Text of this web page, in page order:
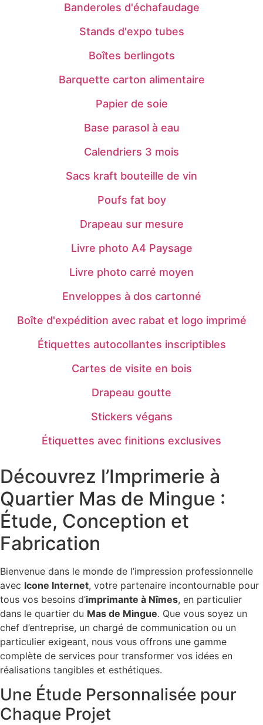
Banderoles d'échafaudage
Stands d'expo tubes
Boîtes berlingots
Barquette carton alimentaire
Papier de soie
Base parasol à eau
Calendriers 3 mois
Sacs kraft bouteille de vin
Poufs fat boy
Drapeau sur mesure
Livre photo A4 Paysage
Livre photo carré moyen
Enveloppes à dos cartonné
Boîte d'expédition avec rabat et logo imprimé
Étiquettes autocollantes inscriptibles
Cartes de visite en bois
Drapeau goutte
Stickers végans
Étiquettes avec finitions exclusives
Découvrez l’Imprimerie à
Quartier Mas de Mingue :
Étude, Conception et
Fabrication
Bienvenue dans le monde de l’impression professionnelle
avec Icone Internet, votre partenaire incontournable pour
tous vos besoins d’imprimante à Nîmes, en particulier
dans le quartier du Mas de Mingue. Que vous soyez un
chef d’entreprise, un chargé de communication ou un
particulier exigeant, nous vous offrons une gamme
complète de services pour transformer vos idées en
réalisations tangibles et esthétiques.
Une Étude Personnalisée pour
Chaque Projet